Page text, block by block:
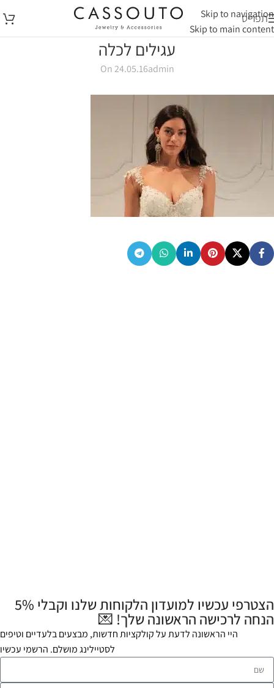
Skip to navigation
Skip to main content
תפריט
עגילים לכלה
admin
On 24.05.16
הצטרפי עכשיו למועדון הלקוחות שלנו וקבלי 5%
הנחה לרכישה הראשונה שלך! 💌
היי הראשונה לדעת על קולקציות חדשות, מבצעים בלעדיים וטיפים
לסטיילינג מושלם. הרשמי עכשיו